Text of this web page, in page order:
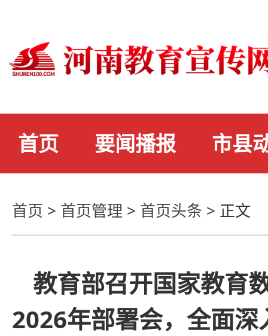
首页 要闻播报 市县
首页 > 首页管理 > 首页头条 > 正文
教育部召开国家教育
2026年部署会，全面深